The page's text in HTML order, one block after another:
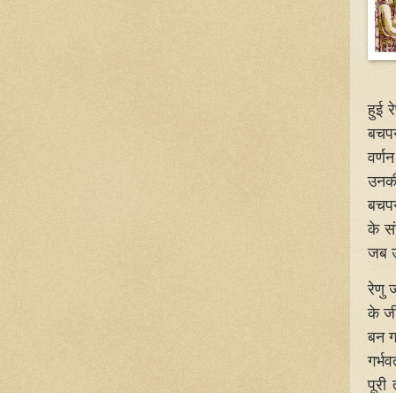
हुई
के
जब
रेणु
के
बन
पूरी